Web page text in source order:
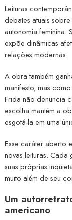
Leituras
debates atuais
autonomia feminina.
expõe dinâmicas
relações modernas.
A obra também
manifesto, mas
Frida não denuncia
escolha mantém a
esgotá-la em uma
Esse caráter aberto
novas leituras.
suas próprias
muito além de seu
Um
americano